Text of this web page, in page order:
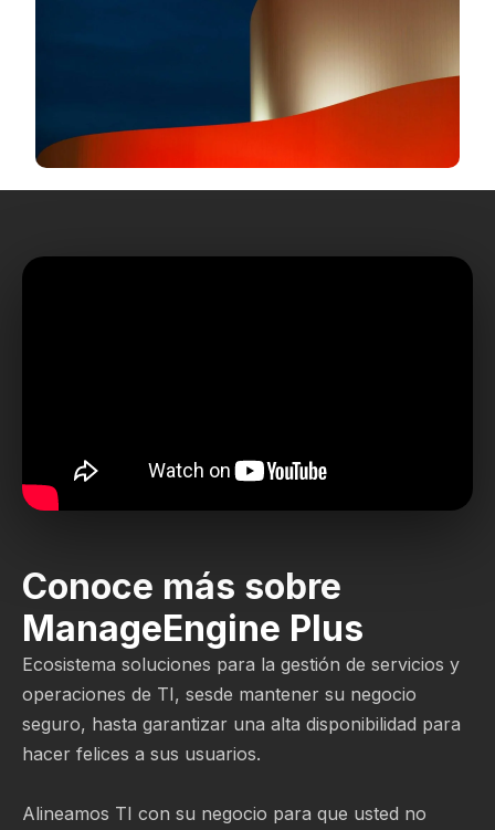
Conoce más sobre
ManageEngine Plus
Ecosistema soluciones para la gestión de servicios y
operaciones de TI, sesde mantener su negocio
seguro, hasta garantizar una alta disponibilidad para
hacer felices a sus usuarios.
Alineamos TI con su negocio para que usted no